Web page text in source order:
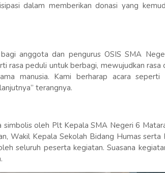
dalam memberikan donasi yang
anggota dan pengurus OSIS SMA
rasa peduli untuk berbagi, mewujudkan rasa
manusia. Kami berharap acara
terangnya.
simbolis oleh Plt Kepala SMA Negeri 6
Wakil Kepala Sekolah Bidang Humas serta
seluruh peserta kegiatan. Suasana